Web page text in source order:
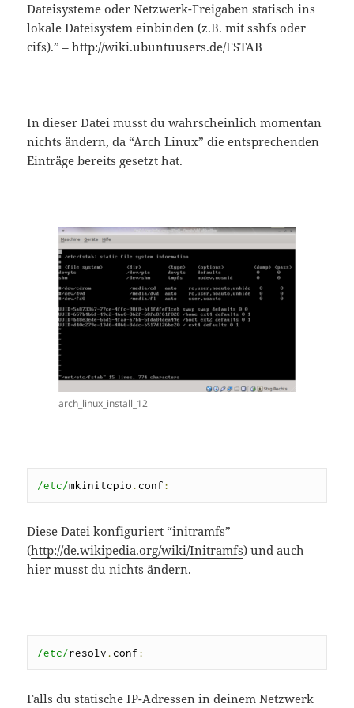
Dateisysteme oder Netzwerk-Freigaben statisch ins
lokale Dateisystem einbinden (z.B. mit sshfs oder
cifs).” –http://wiki.ubuntuusers.de/FSTAB
In dieser Datei musst du wahrscheinlich momentan
nichts ändern, da “Arch Linux” die entsprechenden
Einträge bereits gesetzt hat.
arch_linux_install_12
/etc/mkinitcpio .conf:
Diese Datei konfiguriert “initramfs”
(http://de.wikipedia.org/wiki/Initramfs) und auch
hier musst du nichts ändern.
/etc/resolv .conf:
Falls du statische IP-Adressen in deinem Netzwerk